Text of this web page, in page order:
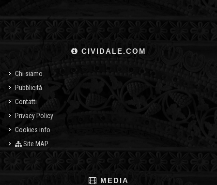
CIVIDALE.COM
Chi siamo
Pubblicità
Contatti
Privacy Policy
Cookies info
Site MAP
MEDIA